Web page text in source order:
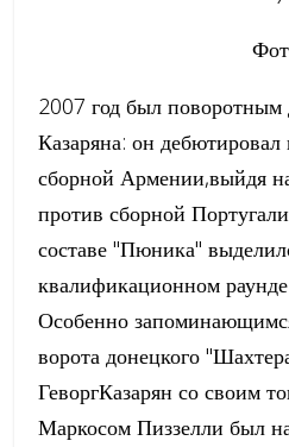
Фото |
2007 год был поворотным
Казаряна: он
сборной Армении,выйдя
против сборной
составе "Пюника"
квалификационном
Особенно
ворота донецкого
ГеворгКазарян со своим
Маркосом Пиззелли был